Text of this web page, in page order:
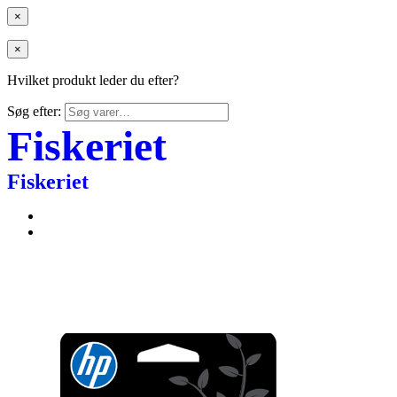
×
×
Hvilket produkt leder du efter?
Søg efter:
Fiskeriet
Fiskeriet